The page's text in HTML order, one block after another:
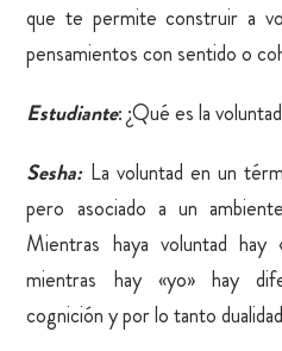
que te permite construir a
pensamientos con sentido o
Estudiante: ¿Qué es la
Sesha: La voluntad en un
pero asociado a un
Mientras haya voluntad hay
mientras hay «yo» hay
cognición y por lo tanto